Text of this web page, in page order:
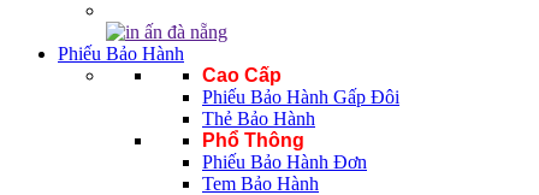
Phiếu Bảo Hành
Cao Cấp
Phiếu Bảo Hành Gấp Đôi
Thẻ Bảo Hành
Phổ Thông
Phiếu Bảo Hành Đơn
Tem Bảo Hành